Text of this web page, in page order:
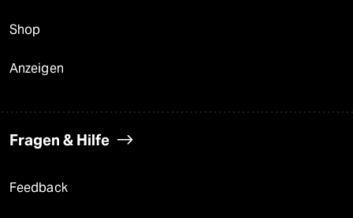
Shop
Anzeigen
Fragen & Hilfe
Feedback